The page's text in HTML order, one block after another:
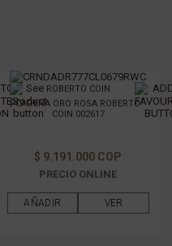
ROBERTO COIN
CADENA ORO ROSA ROBERTO
COIN 002617
$ 9.191.000 COP
PRECIO ONLINE
AÑADIR VER